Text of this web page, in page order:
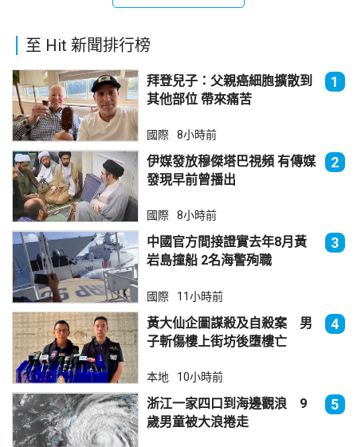
至 Hit 新聞排行榜
拜登兒子：父親癌細胞擴散到
其他部位 帶來痛苦
1
國際 8小時前
伊媒發放穆傑塔巴視頻 有傳媒
發現早前曾播出
2
國際 8小時前
中國官方間接證實去年8月黃
岩島撞船 2名海警殉職
3
國際 11小時前
黃大仙企圖謀殺及自殺案 男
子斬傷樓上街坊後墮樓亡
4
本地 10小時前
浙江一家四口到海邊觀浪 9
歲男童被大浪捲走
5